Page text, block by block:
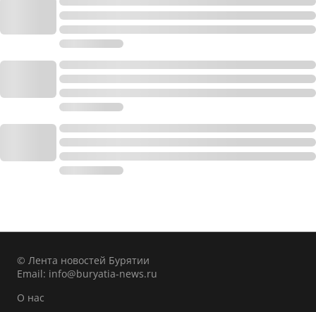
© Лента новостей Бурятии
Email: info@buryatia-news.ru
О нас